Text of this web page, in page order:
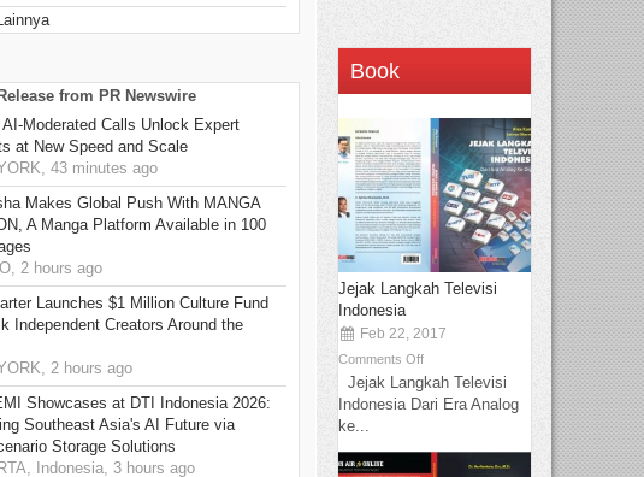
from PR Newswire
AI-Moderated Calls Unlock Expert
at New Speed and Scale
43 minutes ago
Makes Global Push With MANGA
A Manga Platform Available in 100
2 hours ago
Launches $1 Million Culture Fund
Independent Creators Around the
2 hours ago
Showcases at DTI Indonesia 2026:
Southeast Asia's AI Future via
Storage Solutions
Indonesia, 3 hours ago
Book
Jejak Langkah Televisi
Indonesia
Feb 22, 2017
Comments Off
Jejak Langkah Televisi
Indonesia Dari Era Analog
ke...